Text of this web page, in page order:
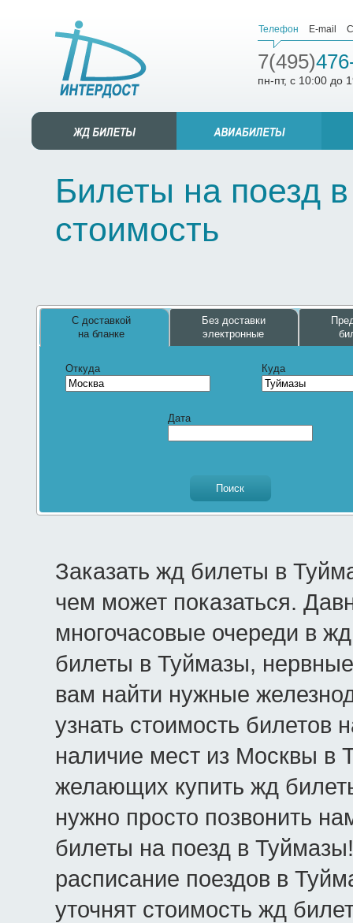
Телефон E-mail
7(495)
пн-пт, с 10:00 до
Билеты на поезд
стоимость
С доставкой
на бланке
Без доставки
электронные
Откуда Куда
Дата
Заказать жд билеты в
чем может показаться.
многочасовые очереди в
билеты в Туймазы,
вам найти нужные
узнать стоимость билетов
наличие мест из Москвы в
желающих купить жд
нужно просто позвонить
билеты на поезд в
расписание поездов в
уточнят стоимость жд